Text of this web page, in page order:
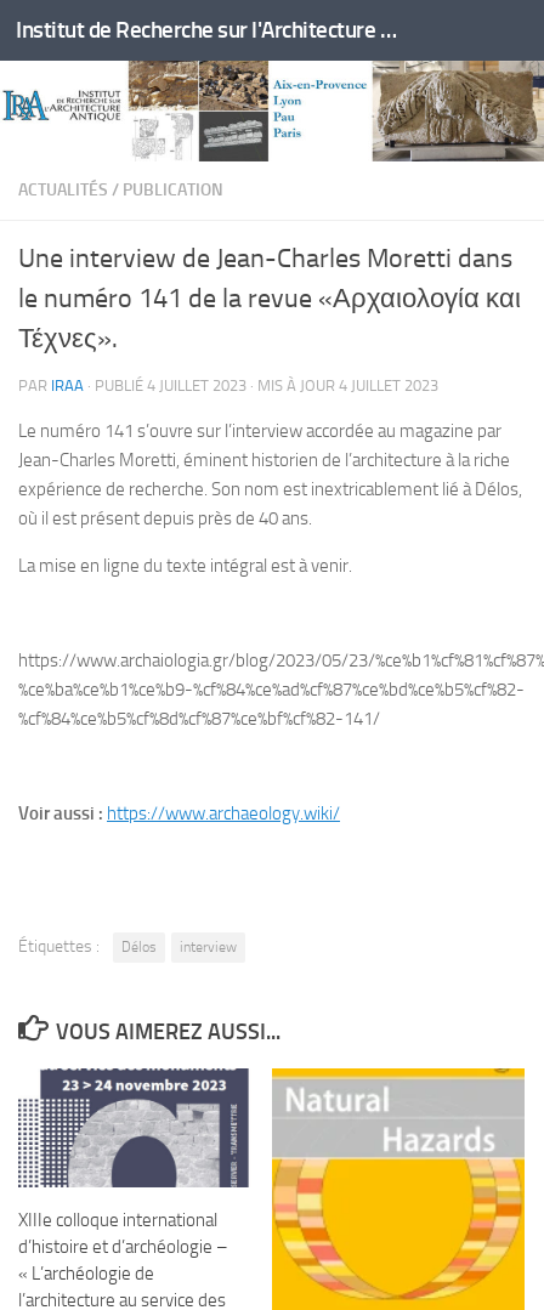
Skip to content Institut de Recherche sur l'Architecture Antique
ACTUALITÉS / PUBLICATION
Une interview de Jean-Charles Moretti dans
le numéro 141 de la revue «Αρχαιολογία και
Τέχνες».
PAR IRAA · PUBLIÉ 4 JUILLET 2023 · MIS À JOUR 4 JUILLET 2023
Le numéro 141 s’ouvre sur l’interview accordée au magazine par
Jean-Charles Moretti, éminent historien de l’architecture à la riche
expérience de recherche. Son nom est inextricablement lié à Délos,
où il est présent depuis près de 40 ans.
La mise en ligne du texte intégral est à venir.
https://www.archaiologia.gr/blog/2023/05/23/
%ce%ba%ce%b1%ce%b9-%cf%84%ce%ad%cf%87%ce%bd%ce%b5%cf%82-
%cf%84%ce%b5%cf%8d%cf%87%ce%bf%cf%82-141/
Voir aussi : https://www.archaeology.wiki/
Étiquettes : Délos interview
VOUS AIMEREZ AUSSI...
XIIIe colloque international
d’histoire et d’archéologie –
« L’archéologie de
l’architecture au service des